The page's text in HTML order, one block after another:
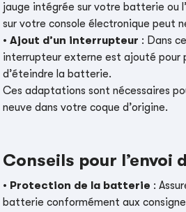
jauge intégrée sur votre batterie ou
sur votre console électronique peut
•Ajout d’un interrupteur : Dans
interrupteur externe est ajouté pour
d’éteindre la batterie.
Ces adaptations sont nécessaires
neuve dans votre coque d’origine.
Conseils pour l’envoi
• Protection de la batterie :
batterie conformément aux